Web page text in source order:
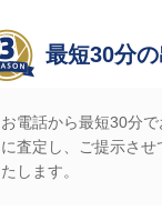
最短30分
お電話から最短30分
に査定し、ご提示さ
たします。